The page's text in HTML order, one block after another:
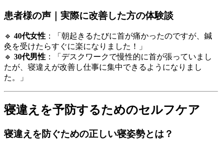
患者様の声｜実際に改善した方の体験談
🔹 40代女性 ：「朝起きるたびに首が痛かったのですが、鍼
灸を受けたらすぐに楽になりました！」
🔹 30代男性 ：「デスクワークで慢性的に首が張っていまし
たが、寝違えが改善し仕事に集中できるようになりまし
た。」
寝違えを予防するためのセルフケア
寝違えを防ぐための正しい寝姿勢とは？